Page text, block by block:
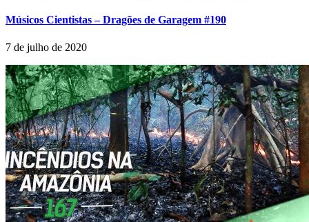
Músicos Cientistas – Dragões de Garagem #190
7 de julho de 2020